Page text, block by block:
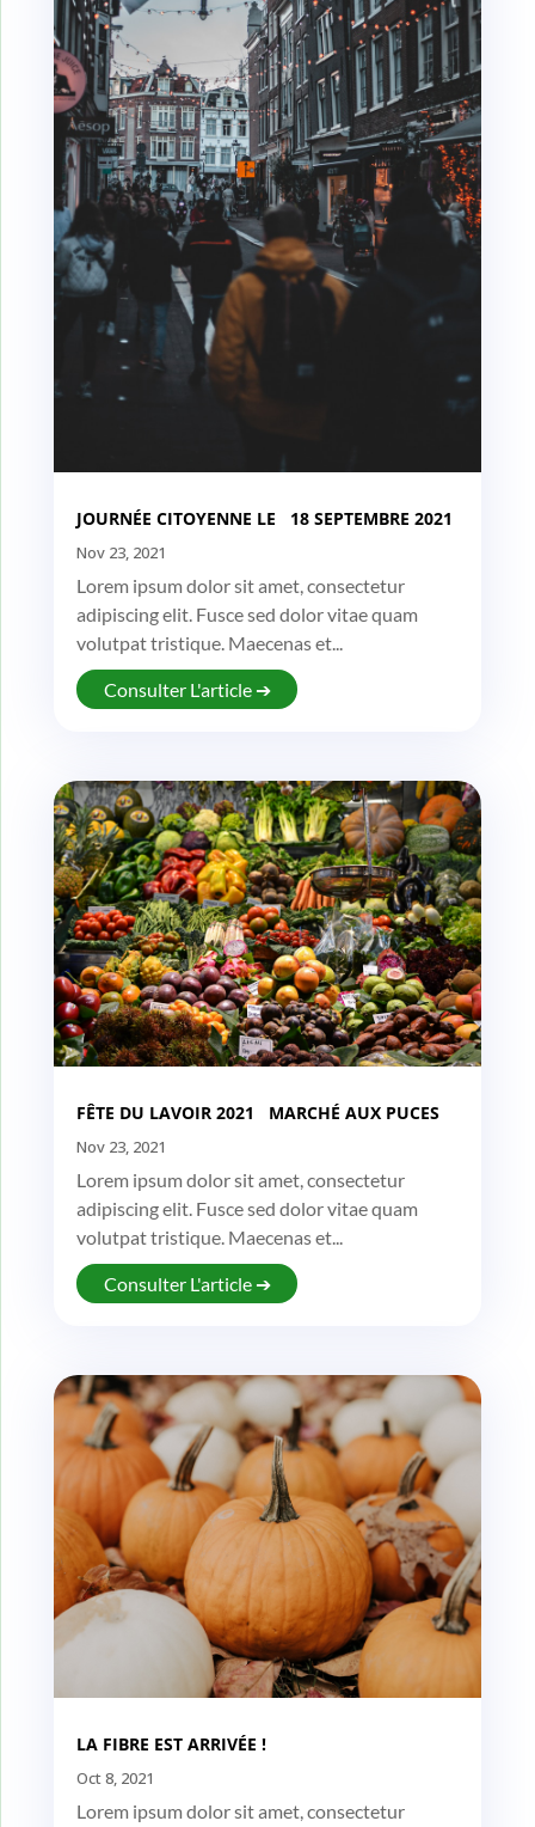
JOURNÉE CITOYENNE LE 18 SEPTEMBRE 2021
Nov 23, 2021
Lorem ipsum dolor sit amet, consectetur
adipiscing elit. Fusce sed dolor vitae quam
volutpat tristique. Maecenas et...
Consulter L'article ➔
FÊTE DU LAVOIR 2021 MARCHÉ AUX PUCES
Nov 23, 2021
Lorem ipsum dolor sit amet, consectetur
adipiscing elit. Fusce sed dolor vitae quam
volutpat tristique. Maecenas et...
Consulter L'article ➔
LA FIBRE EST ARRIVÉE !
Oct 8, 2021
Lorem ipsum dolor sit amet, consectetur